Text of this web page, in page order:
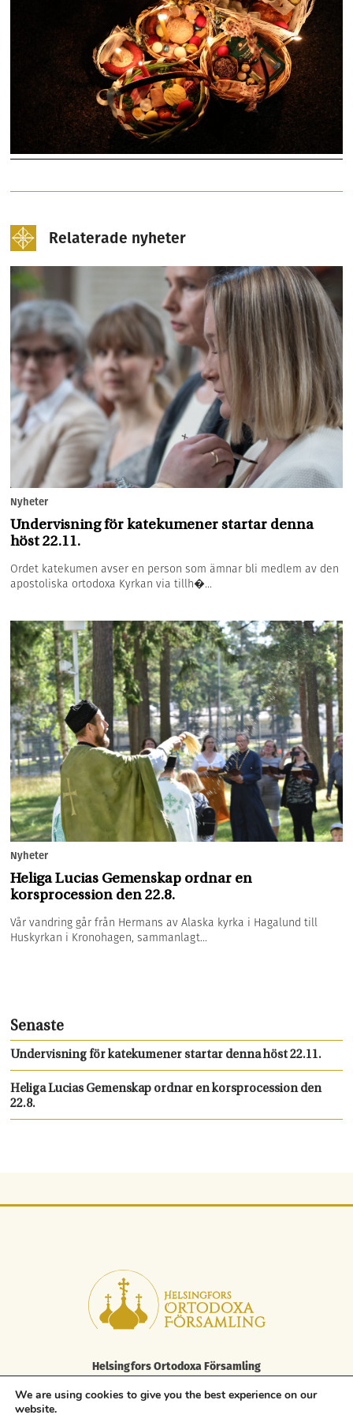
Relaterade nyheter
Nyheter
Undervisning för katekumener startar denna
höst 22.11.
Ordet katekumen avser en person som ämnar bli medlem av den
apostoliska ortodoxa Kyrkan via tillh�...
Nyheter
Heliga Lucias Gemenskap ordnar en
korsprocession den 22.8.
Vår vandring går från Hermans av Alaska kyrka i Hagalund till
Huskyrkan i Kronohagen, sammanlagt...
Senaste
Undervisning för katekumener startar denna höst 22.11.
Heliga Lucias Gemenskap ordnar en korsprocession den
22.8.
Helsingfors Ortodoxa Församling
Elisabetsgatan 29 A, 00170 Helsingfors
tfn 09 85 646 100, fax. 09 85 646 250
We are using cookies to give you the best experience on our
website.